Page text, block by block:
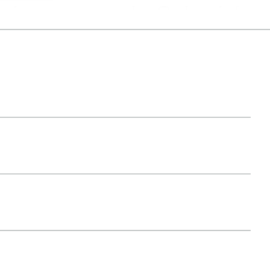
Sud etc . Bonus :
si bucataria .
cu ID-ul: 4053